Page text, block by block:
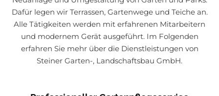
Dafür legen wir Terrassen, Gartenwege und Teiche an.
Alle Tätigkeiten werden mit erfahrenen Mitarbeitern
und modernem Gerät ausgeführt. Im Folgenden
erfahren Sie mehr über die Dienstleistungen von
Steiner Garten-, Landschaftsbau GmbH.